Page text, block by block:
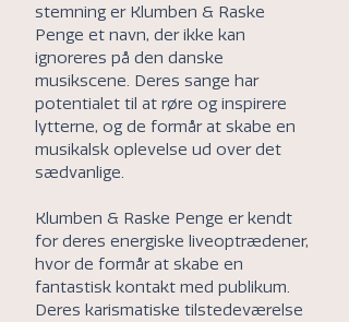
stemning er Klumben & Raske
Penge et navn, der ikke kan
ignoreres på den danske
musikscene. Deres sange har
potentialet til at røre og inspirere
lytterne, og de formår at skabe en
musikalsk oplevelse ud over det
sædvanlige.
Klumben & Raske Penge er kendt
for deres energiske liveoptrædener,
hvor de formår at skabe en
fantastisk kontakt med publikum.
Deres karismatiske tilstedeværelse